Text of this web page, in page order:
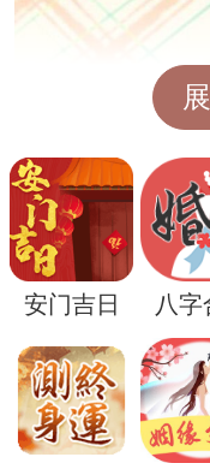
心理学家认为，
自尊心相关。脱
而在梦中经历
安门吉日 八字